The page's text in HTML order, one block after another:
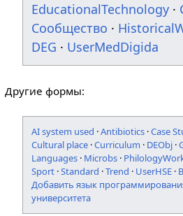
EducationalTechnology ·
Сообщество ·
DEG · UserMedDigida
Другие формы:
AI system used ·Antibiotics ·Case
Cultural place ·Curriculum · DEObj ·
Languages · Microbs ·
Sport ·Standard ·Trend · UserHSE ·
Добавить язык
университета